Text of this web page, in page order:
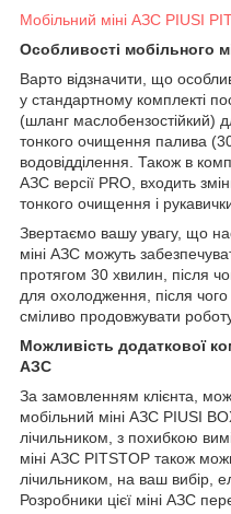
Мобільний міні АЗС PIUSI
Особливості мобільного
Варто відзначити, що
у стандартному комплекті
(шланг маслобензостійкий)
тонкого очищення палива
водовідділення. Також в
АЗС версії PRO, входить
тонкого очищення і
Звертаємо вашу увагу, що
міні АЗС можуть
протягом 30 хвилин, після
для охолодження, після
сміливо продовжувати
Можливість додаткової
АЗС
За замовленням клієнта,
мобільний міні АЗС PIUSI
лічильником, з похибкою
міні АЗС PITSTOP також
лічильником, на ваш вибір,
Розробники цієї міні АЗС